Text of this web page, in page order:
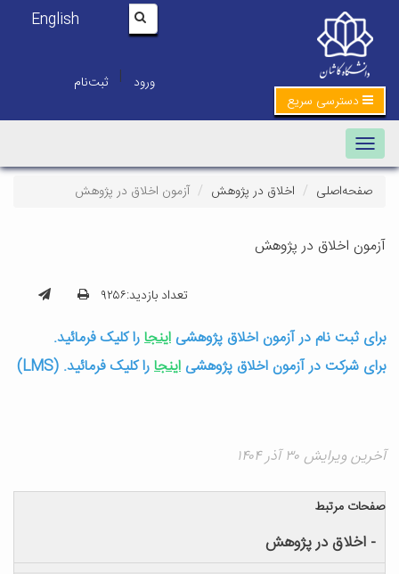
English
ورود | ثبت‌نام
دسترسی سریع
Toggle navigation
صفحه‌اصلی اخلاق در پژوهش آزمون اخلاق در پژوهش
آزمون اخلاق در پژوهش
تعداد بازدید:۹۲۵۶
برای ثبت نام در آزمون اخلاق پژوهشی اینجارا کلیک فرمائید.
برای شرکت در آزمون اخلاق پژوهشی اینجارا کلیک فرمائید. (LMS)
آخرین ویرایش ۳۰ آذر ۱۴۰۴
صفحات مرتبط
- اخلاق در پژوهش